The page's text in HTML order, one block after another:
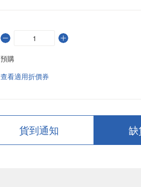
預購
查看適用折價券
貨到通知